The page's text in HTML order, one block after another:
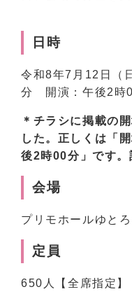
日時
令和8年7月12日（
分 開演：午後2時
＊チラシに掲載の
した。正しくは「
後2時00分」です。
会場
プリモホールゆと
定員
650人【全席指定】